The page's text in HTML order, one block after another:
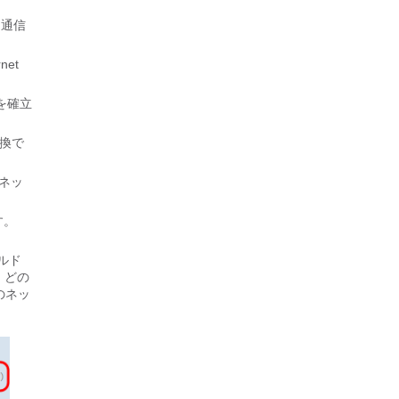
信
確立
で
ッ
ド
どの
ネッ